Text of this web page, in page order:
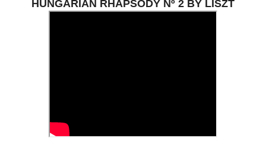
HUNGARIAN RHAPSODY Nº 2 BY LISZT